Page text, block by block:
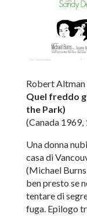
Robert Altman
Quel freddo
the Park)
(Canada 1969,
Una donna
casa di
(Michael
ben presto se
tentare di
fuga. Epilogo